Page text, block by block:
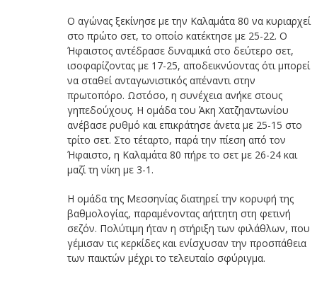
Ο αγώνας ξεκίνησε με την Καλαμάτα 80 να κυριαρχεί
στο πρώτο σετ, το οποίο κατέκτησε με 25-22. Ο
Ήφαιστος αντέδρασε δυναμικά στο δεύτερο σετ,
ισοφαρίζοντας με 17-25, αποδεικνύοντας ότι μπορεί
να σταθεί ανταγωνιστικός απέναντι στην
πρωτοπόρο. Ωστόσο, η συνέχεια ανήκε στους
γηπεδούχους. Η ομάδα του Άκη Χατζηαντωνίου
ανέβασε ρυθμό και επικράτησε άνετα με 25-15 στο
τρίτο σετ. Στο τέταρτο, παρά την πίεση από τον
Ήφαιστο, η Καλαμάτα 80 πήρε το σετ με 26-24 και
μαζί τη νίκη με 3-1.
Η ομάδα της Μεσσηνίας διατηρεί την κορυφή της
βαθμολογίας, παραμένοντας αήττητη στη φετινή
σεζόν. Πολύτιμη ήταν η στήριξη των φιλάθλων, που
γέμισαν τις κερκίδες και ενίσχυσαν την προσπάθεια
των παικτών μέχρι το τελευταίο σφύριγμα.